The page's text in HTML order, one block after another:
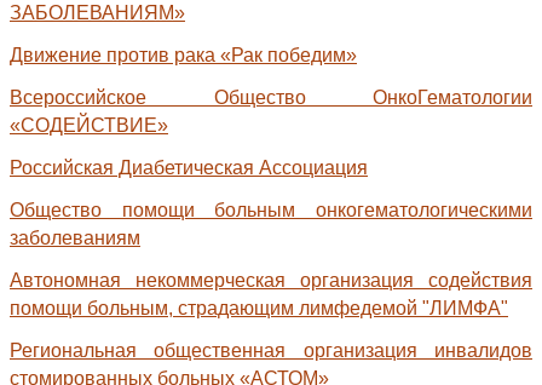
ЗАБОЛЕВАНИЯМ»
Движение против рака «Рак победим»
Всероссийское Общество ОнкоГематологии
«СОДЕЙСТВИЕ»
Российская Диабетическая Ассоциация
Общество помощи больным онкогематологическими
заболеваниям
Автономная некоммерческая организация содействия
помощи больным, страдающим лимфедемой "ЛИМФА"
Региональная общественная организация инвалидов
стомированных больных «АСТОМ»